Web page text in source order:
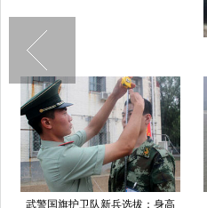
武警国旗护卫队新兵选拔：身高